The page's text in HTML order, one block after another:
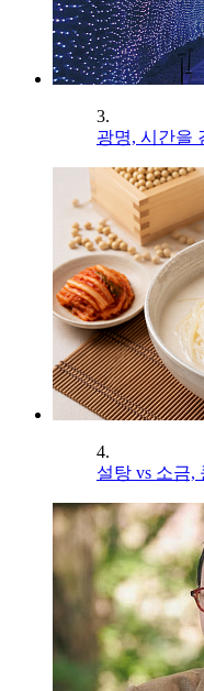
3.
광명, 시간을
4.
설탕 vs 소금,